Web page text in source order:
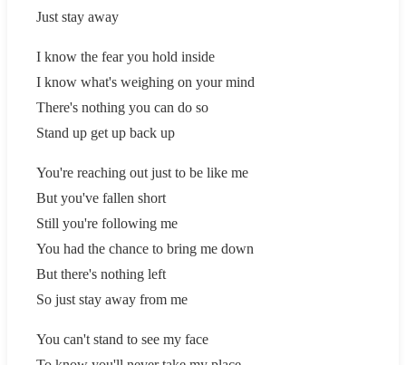
Just stay away
I know the fear you hold inside
I know what's weighing on your mind
There's nothing you can do so
Stand up get up back up
You're reaching out just to be like me
But you've fallen short
Still you're following me
You had the chance to bring me down
But there's nothing left
So just stay away from me
You can't stand to see my face